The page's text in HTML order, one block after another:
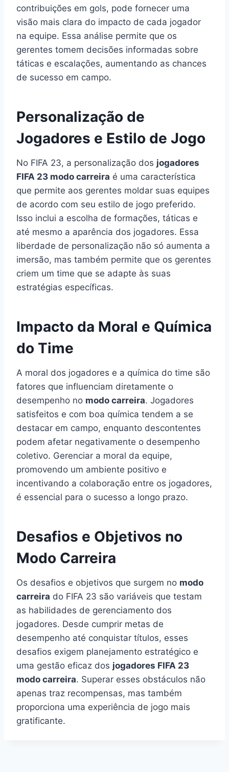
contribuições em gols, pode fornecer uma
visão mais clara do impacto de cada jogador
na equipe. Essa análise permite que os
gerentes tomem decisões informadas sobre
táticas e escalações, aumentando as chances
de sucesso em campo.
Personalização de
Jogadores e Estilo de Jogo
No FIFA 23, a personalização dos jogadores
FIFA 23 modo carreira é uma característica
que permite aos gerentes moldar suas equipes
de acordo com seu estilo de jogo preferido.
Isso inclui a escolha de formações, táticas e
até mesmo a aparência dos jogadores. Essa
liberdade de personalização não só aumenta a
imersão, mas também permite que os gerentes
criem um time que se adapte às suas
estratégias específicas.
Impacto da Moral e Química
do Time
A moral dos jogadores e a química do time são
fatores que influenciam diretamente o
desempenho no modo carreira. Jogadores
satisfeitos e com boa química tendem a se
destacar em campo, enquanto descontentes
podem afetar negativamente o desempenho
coletivo. Gerenciar a moral da equipe,
promovendo um ambiente positivo e
incentivando a colaboração entre os jogadores,
é essencial para o sucesso a longo prazo.
Desafios e Objetivos no
Modo Carreira
Os desafios e objetivos que surgem no modo
carreira do FIFA 23 são variáveis que testam
as habilidades de gerenciamento dos
jogadores. Desde cumprir metas de
desempenho até conquistar títulos, esses
desafios exigem planejamento estratégico e
uma gestão eficaz dos jogadores FIFA 23
modo carreira. Superar esses obstáculos não
apenas traz recompensas, mas também
proporciona uma experiência de jogo mais
gratificante.